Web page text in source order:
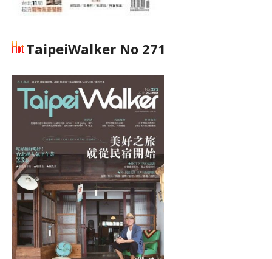
TaipeiWalker No 271